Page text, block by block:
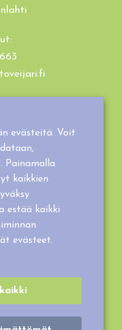
evästeitä. Voit
Painamalla
kaikkien
estää kaikki
evästeet.